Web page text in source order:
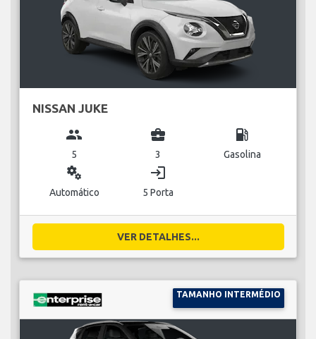
NISSAN JUKE
group
5
business_center
3
local_gas_station
Gasolina
miscellaneous_services
Automático
login
5 Porta
VER DETALHES...
TAMANHO INTERMÉDIO